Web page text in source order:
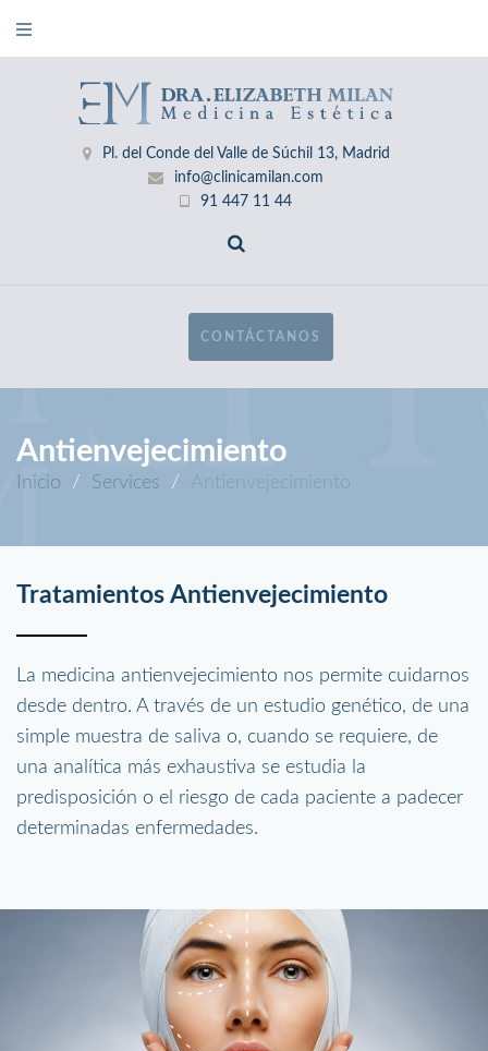
Pl. del Conde del Valle de Súchil 13, Madrid
info@clinicamilan.com
91 447 11 44
CONTÁCTANOS
Antienvejecimiento
Inicio / Services / Antienvejecimiento
Tratamientos Antienvejecimiento
La medicina antienvejecimiento nos permite cuidarnos
desde dentro. A través de un estudio genético, de una
simple muestra de saliva o, cuando se requiere, de
una analítica más exhaustiva se estudia la
predisposición o el riesgo de cada paciente a padecer
determinadas enfermedades.